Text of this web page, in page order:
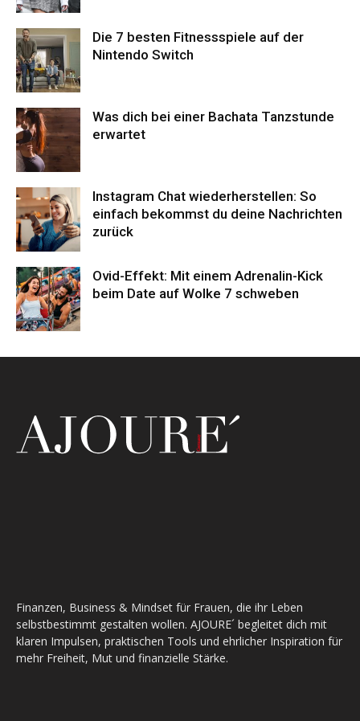
Die 7 besten Fitnessspiele auf der
Nintendo Switch
Was dich bei einer Bachata Tanzstunde
erwartet
Instagram Chat wiederherstellen: So
einfach bekommst du deine Nachrichten
zurück
Ovid-Effekt: Mit einem Adrenalin-Kick
beim Date auf Wolke 7 schweben
Finanzen, Business & Mindset für Frauen, die ihr Leben
selbstbestimmt gestalten wollen. AJOURE´ begleitet dich mit
klaren Impulsen, praktischen Tools und ehrlicher Inspiration für
mehr Freiheit, Mut und finanzielle Stärke.